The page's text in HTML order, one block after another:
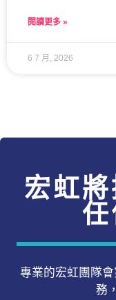
閱讀更多 »
6 7 月, 2026
宏虹
專業的宏虹團隊
務